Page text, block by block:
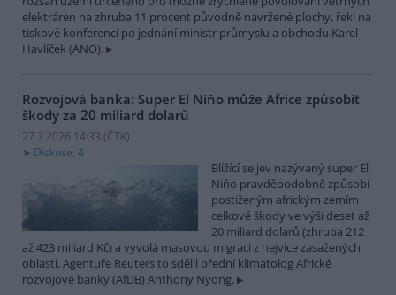
elektráren na zhruba 11 procent původně navržené plochy, řekl na
tiskové konferenci po jednání ministr průmyslu a obchodu Karel
Havlíček (ANO).
Rozvojová banka: Super El Niňo může Africe způsobit
škody za 20 miliard dolarů
27.7.2026 14:33 (ČTK)
Diskuse: 4
Blížící se jev nazývaný super El
Niňo pravděpodobně způsobí
postiženým africkým zemím
celkové škody ve výši deset až
20 miliard dolarů (zhruba 212
až 423 miliard Kč) a vyvolá masovou migraci z nejvíce zasažených
oblastí. Agentuře Reuters to sdělil přední klimatolog Africké
rozvojové banky (AfDB) Anthony Nyong.